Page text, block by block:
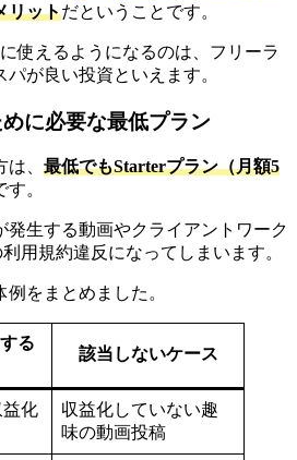
リットだということです。
使えるようになるのは、フリーラ
が良い投資といえます。
に必要な最低プラン
、 最低でもStarterプラン（月額5
す。
発生する動画やクライアントワーク
用規約違反になってしまいます。
をまとめました。
る
該当しないケース
益化
収益化していない趣
味の動画投稿